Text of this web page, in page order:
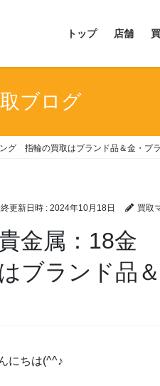
トップ 店舗
ブログ
グ 指輪の買取はブランド品＆金・プ
更新日時 : 2024年10月18日 買取
貴金属：18
ブランド品
にちは(^^♪